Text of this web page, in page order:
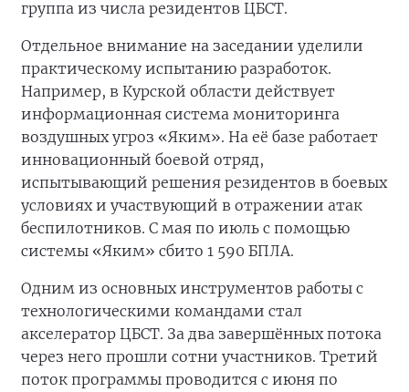
группа из числа резидентов ЦБСТ.
Отдельное внимание на заседании уделили
практическому испытанию разработок.
Например, в Курской области действует
информационная система мониторинга
воздушных угроз «Яким». На её базе работает
инновационный боевой отряд,
испытывающий решения резидентов в боевых
условиях и участвующий в отражении атак
беспилотников. С мая по июль с помощью
системы «Яким» сбито 1 590 БПЛА.
Одним из основных инструментов работы с
технологическими командами стал
акселератор ЦБСТ. За два завершённых потока
через него прошли сотни участников. Третий
поток программы проводится с июня по